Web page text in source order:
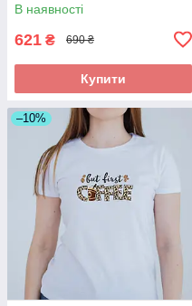
В наявності
621 ₴ 690 ₴
Купити
–10%